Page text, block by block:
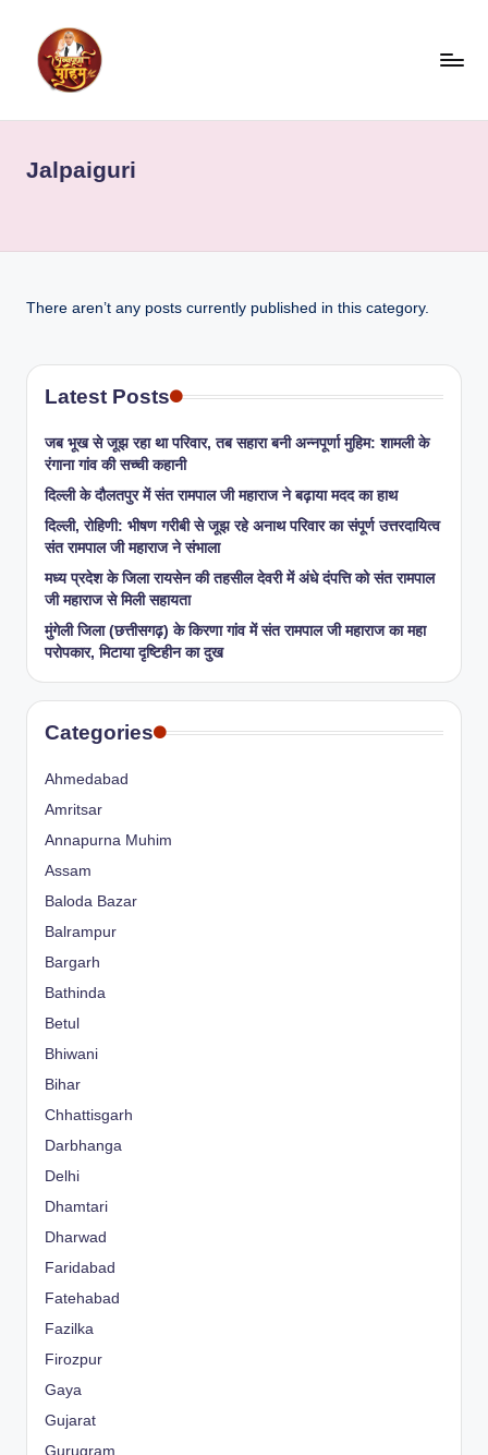
Jalpaiguri
There aren’t any posts currently published in this category.
Latest Posts
जब भूख से जूझ रहा था परिवार, तब सहारा बनी अन्नपूर्णा मुहिम: शामली के
रंगाना गांव की सच्ची कहानी
​दिल्ली के दौलतपुर में संत रामपाल जी महाराज ने बढ़ाया मदद का हाथ
दिल्ली, रोहिणी: भीषण गरीबी से जूझ रहे अनाथ परिवार का संपूर्ण उत्तरदायित्व
संत रामपाल जी महाराज ने संभाला
मध्य प्रदेश के जिला रायसेन की तहसील देवरी में अंधे दंपत्ति को संत रामपाल
जी महाराज से मिली सहायता
​मुंगेली जिला (छत्तीसगढ़) के किरणा गांव में संत रामपाल जी महाराज का महा
परोपकार, मिटाया दृष्टिहीन का दुख
Categories
Ahmedabad
Amritsar
Annapurna Muhim
Assam
Baloda Bazar
Balrampur
Bargarh
Bathinda
Betul
Bhiwani
Bihar
Chhattisgarh
Darbhanga
Delhi
Dhamtari
Dharwad
Faridabad
Fatehabad
Fazilka
Firozpur
Gaya
Gujarat
Gurugram